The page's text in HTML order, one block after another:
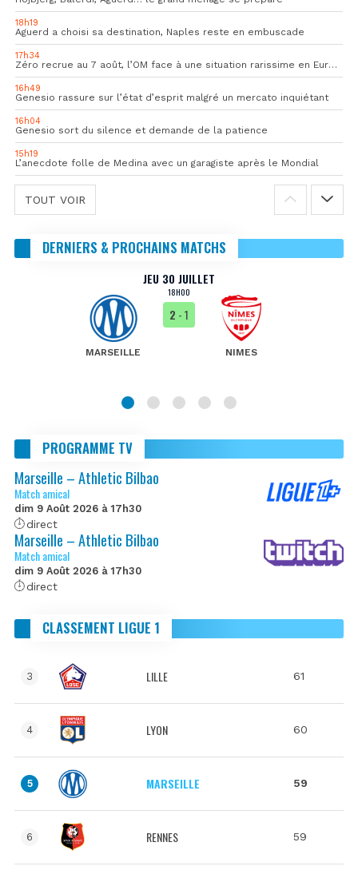
18h19
Aguerd a choisi sa destination, Naples reste en embuscade
17h34
Zéro recrue au 7 août, l’OM face à une situation rarissime en Europe
16h49
Genesio rassure sur l’état d’esprit malgré un mercato inquiétant
16h04
Genesio sort du silence et demande de la patience
15h19
L’anecdote folle de Medina avec un garagiste après le Mondial
TOUT VOIR
DERNIERS & PROCHAINS MATCHS
JEU 30 JUILLET
18H00
MARSEILLE
2 - 1
NIMES
PROGRAMME TV
Marseille – Athletic Bilbao
Match amical
dim 9 Août 2026 à 17h30
direct
Marseille – Athletic Bilbao
Match amical
dim 9 Août 2026 à 17h30
direct
CLASSEMENT LIGUE 1
3 LILLE 61
4 LYON 60
5 MARSEILLE 59
6 RENNES 59